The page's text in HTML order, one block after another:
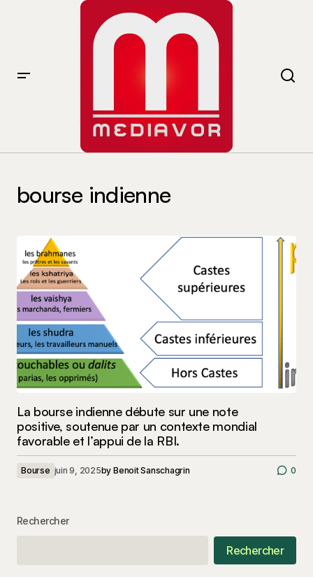
bourse indienne
La bourse indienne débute sur une note
positive, soutenue par un contexte mondial
favorable et l’appui de la RBI.
Bourse juin 9, 2025by Benoit Sanschagrin 0
Rechercher
Rechercher